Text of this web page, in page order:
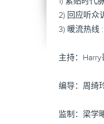
2) 回应听众
3) 暖流热线
主持：
编导：周绮
监制：梁学